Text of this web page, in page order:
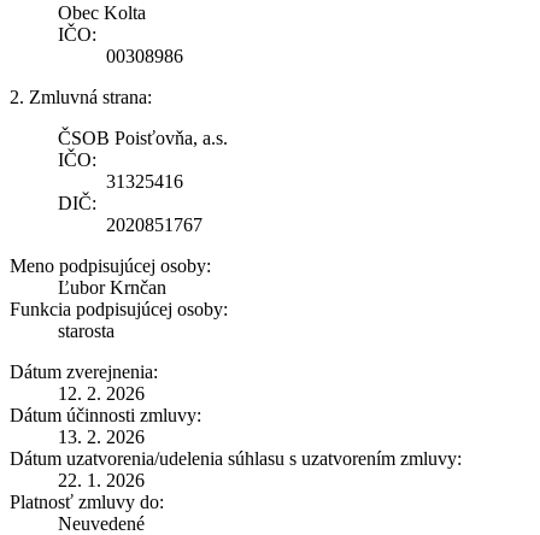
Obec Kolta
IČO:
00308986
2. Zmluvná strana:
ČSOB Poisťovňa, a.s.
IČO:
31325416
DIČ:
2020851767
Meno podpisujúcej osoby:
Ľubor Krnčan
Funkcia podpisujúcej osoby:
starosta
Dátum zverejnenia:
12. 2. 2026
Dátum účinnosti zmluvy:
13. 2. 2026
Dátum uzatvorenia/udelenia súhlasu s uzatvorením zmluvy:
22. 1. 2026
Platnosť zmluvy do:
Neuvedené